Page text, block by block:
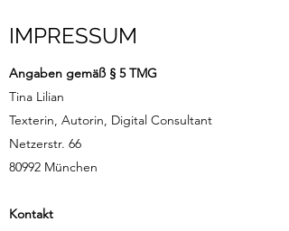
IMPRESSUM
Angaben gemäß § 5 TMG
Tina Lilian
Texterin, Autorin, Digital Consultant
Netzerstr. 66
80992 München
Kontakt